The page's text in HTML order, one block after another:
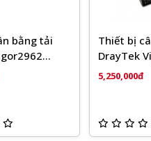
5% đến 93%, không ngưng tụ
bằng tải
Thiết bị
DrayTek
5,250,000đ